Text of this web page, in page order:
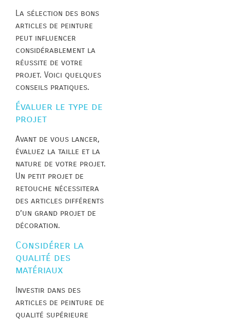
La sélection des bons
articles de peinture
peut influencer
considérablement la
réussite de votre
projet. Voici quelques
conseils pratiques.
Évaluer le type de
projet
Avant de vous lancer,
évaluez la taille et la
nature de votre projet.
Un petit projet de
retouche nécessitera
des articles différents
d’un grand projet de
décoration.
Considérer la
qualité des
matériaux
Investir dans des
articles de peinture de
qualité supérieure